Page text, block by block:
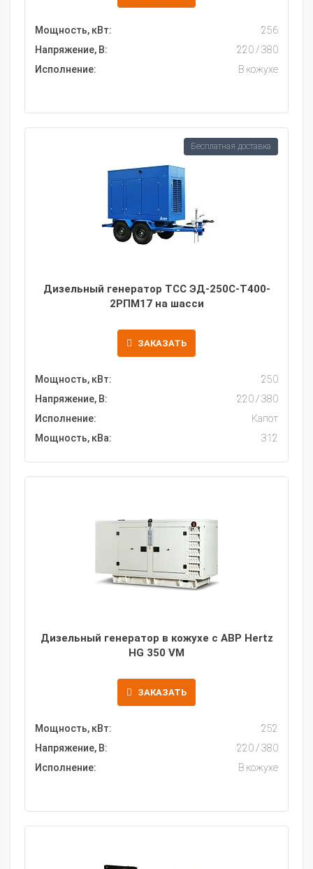
Мощность, кВт:
256
Напряжение, В:
220 / 380
Исполнение:
В кожухе
Дизельный генератор ТСС ЭД-250С-Т400-
2РПМ17 на шасси
ЗАКАЗАТЬ
Мощность, кВт:
250
Напряжение, В:
220 / 380
Исполнение:
Капот
Мощность, кВа:
312
Бесплатная доставка
Дизельный генератор в кожухе с АВР Hertz
HG 350 VM
ЗАКАЗАТЬ
Мощность, кВт:
252
Напряжение, В:
220 / 380
Исполнение:
В кожухе